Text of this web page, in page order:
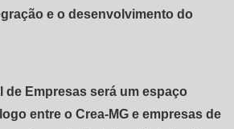
e o desenvolvimento do
de Empresas será um espaço
entre o Crea-MG e empresas de